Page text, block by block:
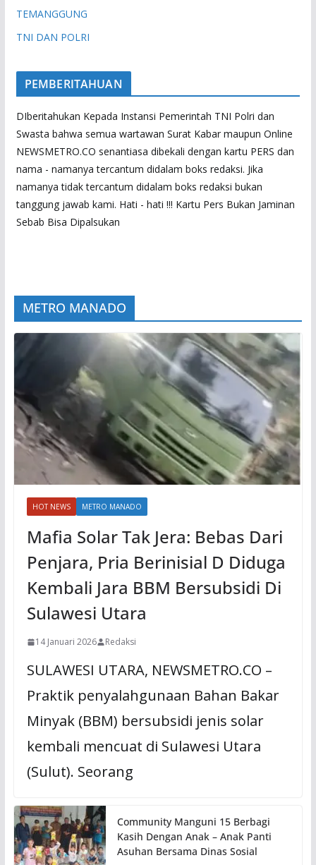
TEMANGGUNG
TNI DAN POLRI
PEMBERITAHUAN
DIberitahukan Kepada Instansi Pemerintah TNI Polri dan
Swasta bahwa semua wartawan Surat Kabar maupun Online
NEWSMETRO.CO senantiasa dibekali dengan kartu PERS dan
nama - namanya tercantum didalam boks redaksi. Jika
namanya tidak tercantum didalam boks redaksi bukan
tanggung jawab kami. Hati - hati !!! Kartu Pers Bukan Jaminan
Sebab Bisa Dipalsukan
METRO MANADO
HOT NEWS METRO MANADO
Mafia Solar Tak Jera: Bebas Dari
Penjara, Pria Berinisial D Diduga
Kembali Jara BBM Bersubsidi Di
Sulawesi Utara
14 Januari 2026 Redaksi
SULAWESI UTARA, NEWSMETRO.CO –
Praktik penyalahgunaan Bahan Bakar
Minyak (BBM) bersubsidi jenis solar
kembali mencuat di Sulawesi Utara
(Sulut). Seorang
Community Manguni 15 Berbagi
Kasih Dengan Anak – Anak Panti
Asuhan Bersama Dinas Sosial